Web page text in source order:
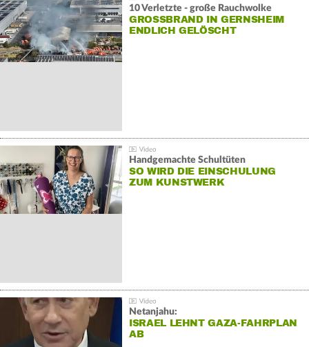
10 Verletzte - große Rauchwolke
GROSSBRAND IN GERNSHEIM E
NDLICH GELÖSCHT
Handgemachte Schultüten
SO WIRD DIE EINSCHULUNG
ZUM KUNSTWERK
Netanjahu:
ISRAEL LEHNT GAZA-FAHRPLAN
AB